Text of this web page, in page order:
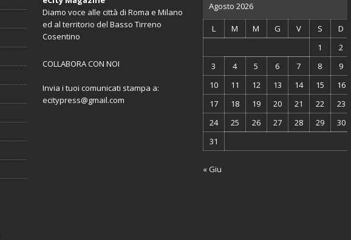
Diamo voce alle città di Roma e Milano
ed al territorio del Basso Tirreno
Cosentino
COLLABORA CON NOI
Invia i tuoi comunicati stampa a:
ecitypress@gmail.com
Agosto 2026
L M M G V S
D
1
2
3
4 5 6 7 8
9
10
11 12 13 14 15
16
17
18 19 20 21 22
23
24
25 26 27 28 29
30
31
« Giu